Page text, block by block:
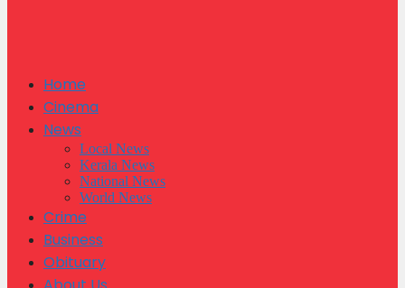
Home
Cinema
News
Local News
Kerala News
National News
World News
Crime
Business
Obituary